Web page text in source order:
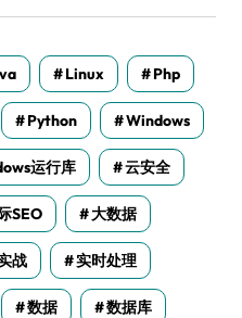
Linux Php
Python Windows
运行库 云安全
SEO 大数据
战 实时处理
数据 数据库